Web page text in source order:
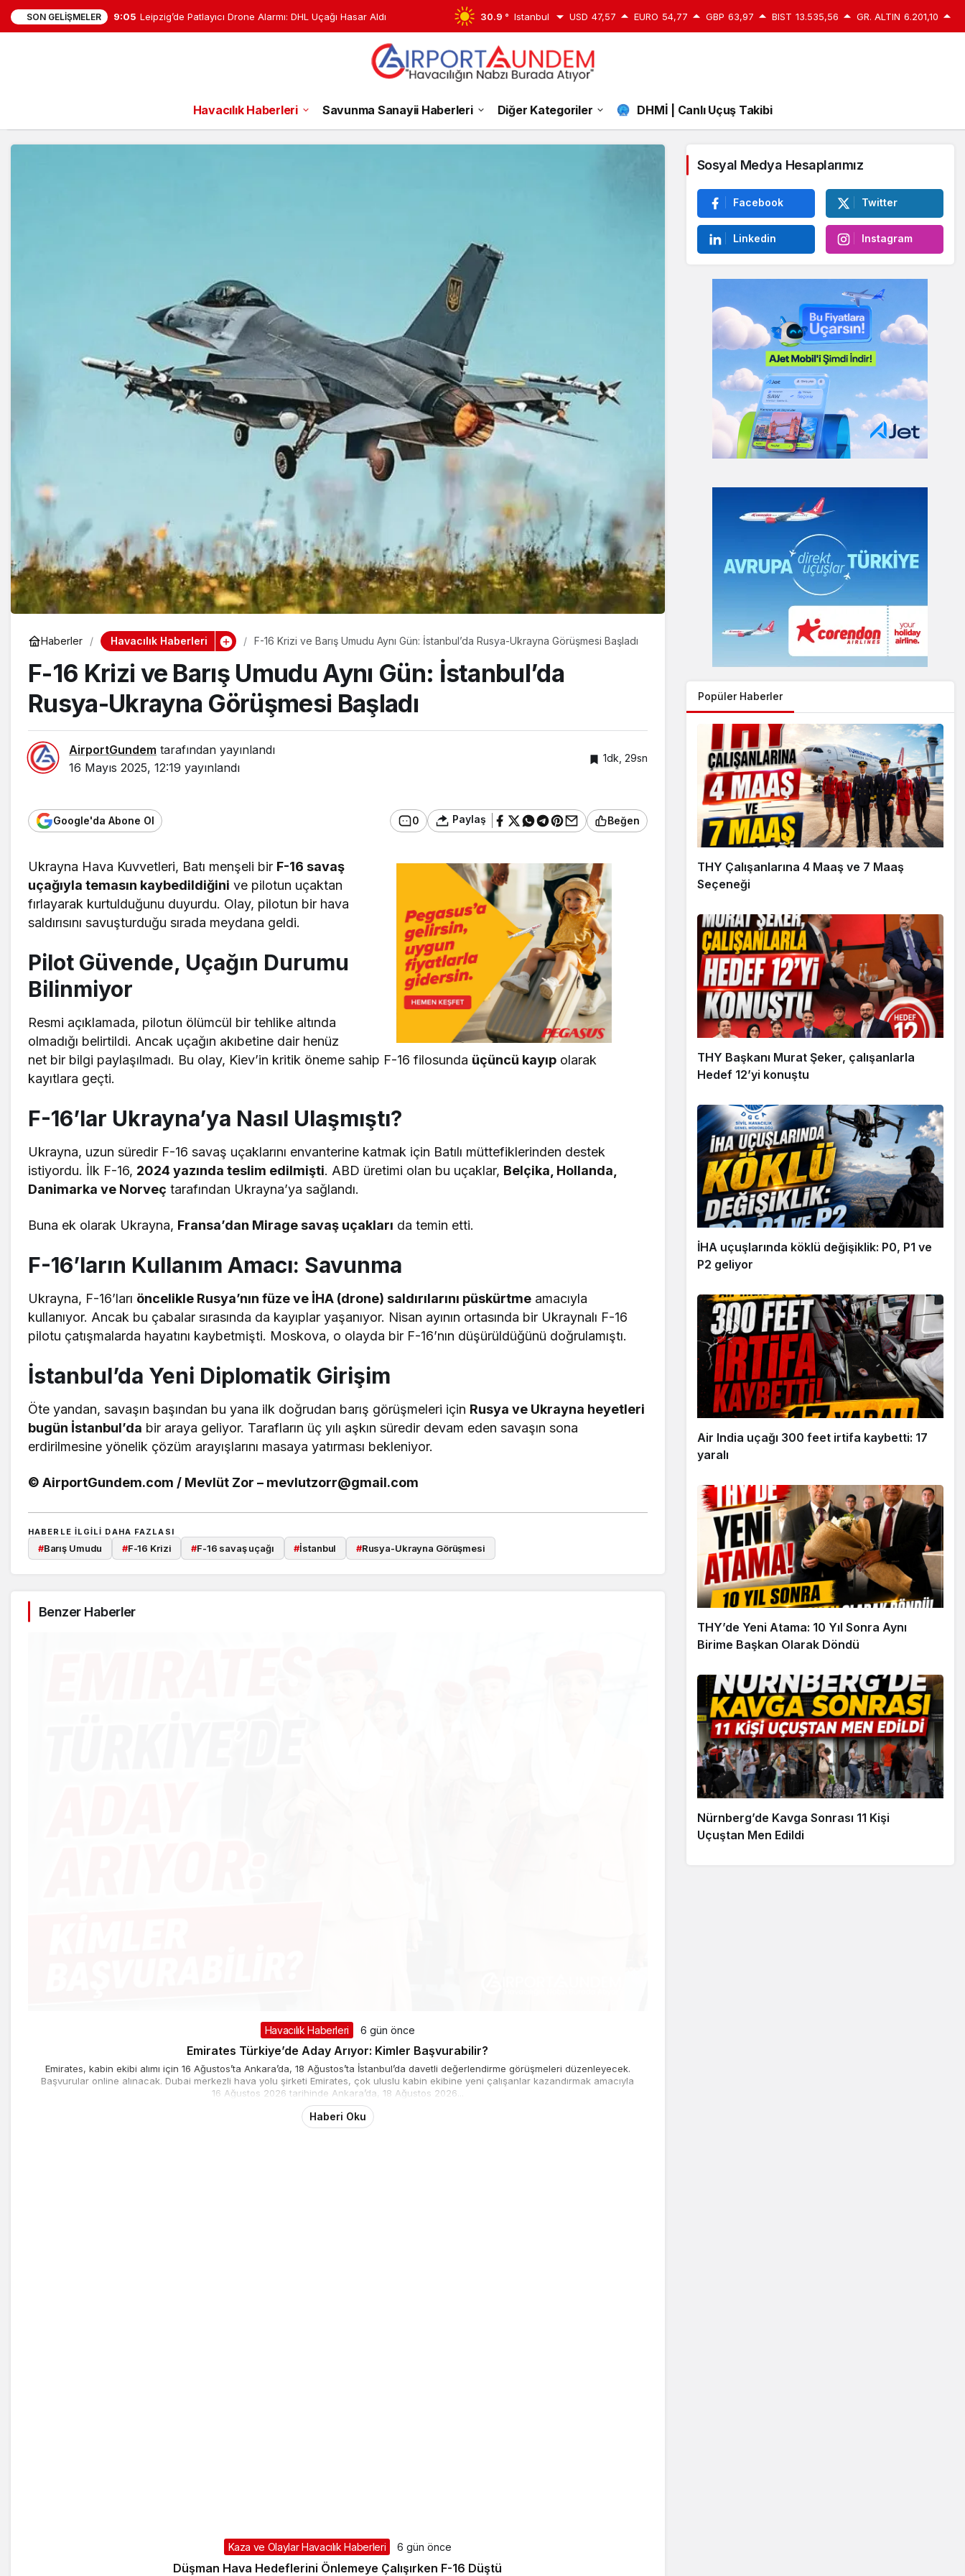
SON GELIŞMELER 8:26 Falcon 9 Ay’a çarptı: Enkaz bulutu tespit edildi 30.9 ° Istanbul USD 47,57 EURO 54,77 GBP 63,97 BIST 13.535,56 GR. ALTIN 6.201,10
Havacılık Haberleri Savunma Sanayii Haberleri Diğer Kategoriler DHMİ | Canlı Uçuş Takibi
Haberler Havacılık Haberleri F-16 Krizi ve Barış Umudu Aynı Gün: İstanbul’da Rusya-Ukrayna Görüşmesi Başladı
F-16 Krizi ve Barış Umudu Aynı Gün: İstanbul’da
Rusya-Ukrayna Görüşmesi Başladı
AirportGundem tarafından yayınlandı
16 Mayıs 2025, 12:19 yayınlandı
1dk, 29sn
Google'da Abone Ol 0 Paylaş Beğen
Ukrayna Hava Kuvvetleri, Batı menşeli bir F-16 savaş
uçağıyla temasın kaybedildiğini ve pilotun uçaktan
fırlayarak kurtulduğunu duyurdu. Olay, pilotun bir hava
saldırısını savuşturduğu sırada meydana geldi.
Pilot Güvende, Uçağın Durumu
Bilinmiyor
Resmi açıklamada, pilotun ölümcül bir tehlike altında
olmadığı belirtildi. Ancak uçağın akıbetine dair henüz
net bir bilgi paylaşılmadı. Bu olay, Kiev’in kritik öneme sahip F-16 filosunda üçüncü kayıp olarak
kayıtlara geçti.
F-16’lar Ukrayna’ya Nasıl Ulaşmıştı?
Ukrayna, uzun süredir F-16 savaş uçaklarını envanterine katmak için Batılı müttefiklerinden destek
istiyordu. İlk F-16, 2024 yazında teslim edilmişti. ABD üretimi olan bu uçaklar, Belçika, Hollanda,
Danimarka ve Norveç tarafından Ukrayna’ya sağlandı.
Buna ek olarak Ukrayna, Fransa’dan Mirage savaş uçakları da temin etti.
F-16’ların Kullanım Amacı: Savunma
Ukrayna, F-16’ları öncelikle Rusya’nın füze ve İHA (drone) saldırılarını püskürtme amacıyla
kullanıyor. Ancak bu çabalar sırasında da kayıplar yaşanıyor. Nisan ayının ortasında bir Ukraynalı F-16
pilotu çatışmalarda hayatını kaybetmişti. Moskova, o olayda bir F-16’nın düşürüldüğünü doğrulamıştı.
İstanbul’da Yeni Diplomatik Girişim
Öte yandan, savaşın başından bu yana ilk doğrudan barış görüşmeleri için Rusya ve Ukrayna heyetleri
bugün İstanbul’da bir araya geliyor. Tarafların üç yılı aşkın süredir devam eden savaşın sona
erdirilmesine yönelik çözüm arayışlarını masaya yatırması bekleniyor.
© AirportGundem.com / Mevlüt Zor – mevlutzorr@gmail.com
HABERLE ILGILI DAHA FAZLASI
#Barış Umudu #F-16 Krizi #F-16 savaş uçağı #İstanbul #Rusya-Ukrayna Görüşmesi
Benzer Haberler
Havacılık Haberleri 6 gün önce
Emirates Türkiye’de Aday Arıyor: Kimler Başvurabilir?
Emirates, kabin ekibi alımı için 16 Ağustos’ta Ankara’da, 18 Ağustos’ta İstanbul’da davetli değerlendirme görüşmeleri düzenleyecek.
Başvurular online alınacak. Dubai merkezli hava yolu şirketi Emirates, çok uluslu kabin ekibine yeni çalışanlar kazandırmak amacıyla
16 Ağustos 2026 tarihinde Ankara’da, 18 Ağustos 2026...
Haberi Oku
Kaza ve Olaylar Havacılık Haberleri 6 gün önce
Düşman Hava Hedeflerini Önlemeye Çalışırken F-16 Düştü
Sosyal Medya Hesaplarımız
Facebook Twitter
Linkedin Instagram
Popüler Haberler
THY Çalışanlarına 4 Maaş ve 7 Maaş
Seçeneği
THY Başkanı Murat Şeker, çalışanlarla
Hedef 12’yi konuştu
İHA uçuşlarında köklü değişiklik: P0, P1 ve
P2 geliyor
Air India uçağı 300 feet irtifa kaybetti: 17
yaralı
THY’de Yeni Atama: 10 Yıl Sonra Aynı
Birime Başkan Olarak Döndü
Nürnberg’de Kavga Sonrası 11 Kişi
Uçuştan Men Edildi